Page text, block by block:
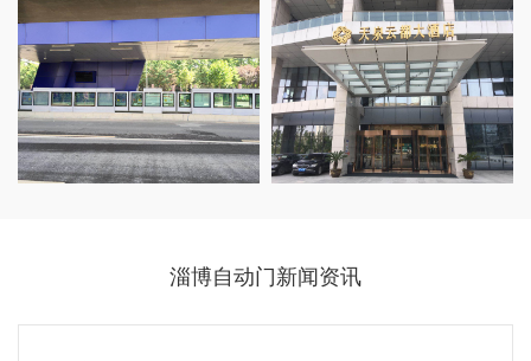
线高铁
台安全门案例_济南BRT城市快
南京溧水两翼旋转门案例_溧
江苏两
淄博自动门新闻资讯